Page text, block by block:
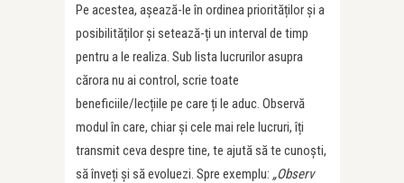
Pe acestea, așează-le în ordinea priorităților și a
posibilităților și setează-ți un interval de timp
pentru a le realiza. Sub lista lucrurilor asupra
cărora nu ai control, scrie toate
beneficiile/lecțiile pe care ți le aduc. Observă
modul în care, chiar și cele mai rele lucruri, îți
transmit ceva despre tine, te ajută să te cunoști,
să înveți și să evoluezi. Spre exemplu: „Observ